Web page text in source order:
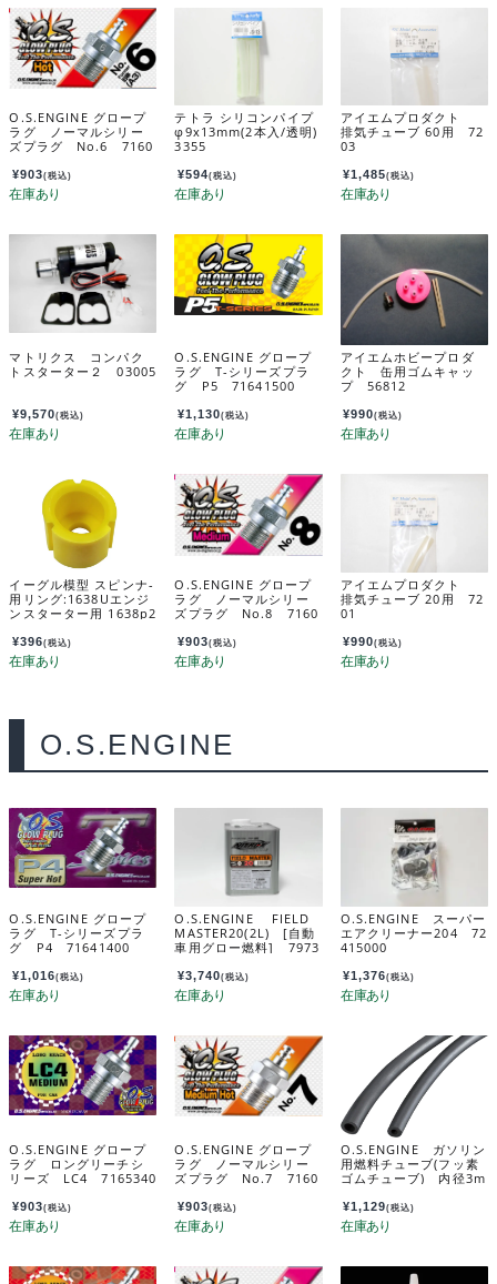
O.S.ENGINE グロープ
ラグ ノーマルシリー
ズプラグ No.6 7160
¥903(税込)
テトラ シリコンパイプ
φ9x13mm(2本入/透明)
3355
¥594(税込)
アイエムプロダクト
排気チューブ 60用 72
03
¥1,485(税込)
マトリクス コンパク
トスターター２ 03005
¥9,570(税込)
O.S.ENGINE グロープ
ラグ T-シリーズプラ
グ P5 71641500
¥1,130(税込)
アイエムホビープロダ
クト 缶用ゴムキャッ
プ 56812
¥990(税込)
イーグル模型 スピンナ-
用リング:1638Uエンジ
ンスターター用 1638p2
¥396(税込)
O.S.ENGINE グロープ
ラグ ノーマルシリー
ズプラグ No.8 7160
¥903(税込)
アイエムプロダクト
排気チューブ 20用 72
01
¥990(税込)
O.S.ENGINE
O.S.ENGINE グロープ
ラグ T-シリーズプラ
グ P4 71641400
¥1,016(税込)
O.S.ENGINE FIELD
MASTER20(2L) [自動
車用グロー燃料] 7973
¥3,740(税込)
O.S.ENGINE スーパー
エアクリーナー204 72
415000
¥1,376(税込)
O.S.ENGINE グロープ
ラグ ロングリーチシ
リーズ LC4 7165340
¥903(税込)
O.S.ENGINE グロープ
ラグ ノーマルシリー
ズプラグ No.7 7160
¥903(税込)
O.S.ENGINE ガソリン
用燃料チューブ(フッ素
ゴムチューブ) 内径3m
m 28382200
¥1,129(税込)